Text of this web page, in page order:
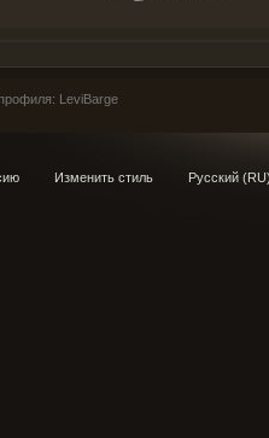
LeviBarge
Изменить стиль Русский